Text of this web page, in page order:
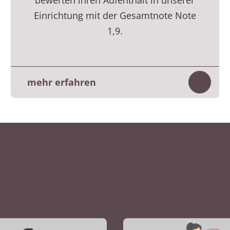
auf- und zuklappen
Einrichtung mit der Gesamtnote Note
1,9.
mehr erfahren
Befragung, die die Patientinnen und